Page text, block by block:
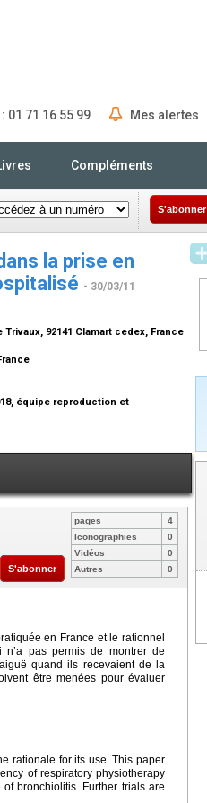
01 71 16 55 99 Mes alertes
Compléments
S'abonner
la prise en
- 30/03/11
92141 Clamart cedex, France
équipe reproduction et
S'abonner
pages
4
Iconographies
0
Vidéos
0
Autres
0
en France et le rationnel
n’a pas permis de montrer de
quand ils recevaient de la
être menées pour évaluer
rationale for its use. This paper
of respiratory physiotherapy
bronchiolitis. Further trials are